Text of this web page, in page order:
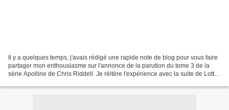
Il y a quelques temps, j'avais rédigé une rapide note de blog pour vous faire
partager mon enthousiasme sur l'annonce de la parution du tome 3 de la
série Apolline de Chris Riddell. Je réitère l'expérience avec la suite de Lottie